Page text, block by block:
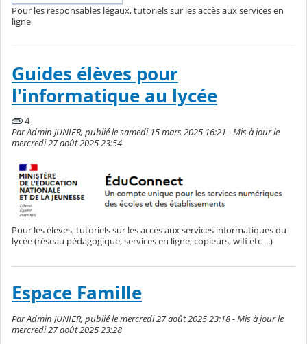
Pour les responsables légaux, tutoriels sur les accès aux services en
ligne
Guides élèves pour
l'informatique au lycée
4
Par Admin JUNIER, publié le samedi 15 mars 2025 16:21 - Mis à jour le
mercredi 27 août 2025 23:54
Pour les élèves, tutoriels sur les accès aux services informatiques du
lycée (réseau pédagogique, services en ligne, copieurs, wifi etc ...)
Espace Famille
Par Admin JUNIER, publié le mercredi 27 août 2025 23:18 - Mis à jour le
mercredi 27 août 2025 23:28